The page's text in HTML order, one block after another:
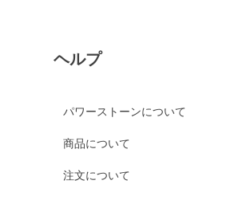
ヘルプ
パワーストーンについて
商品について
注文について